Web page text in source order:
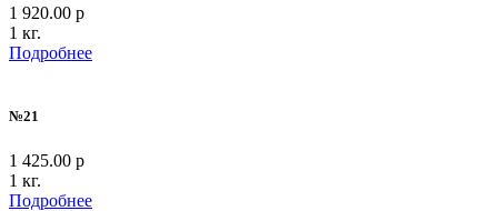
1 920.00 р
1 кг.
Подробнее
№21
1 425.00 р
1 кг.
Подробнее